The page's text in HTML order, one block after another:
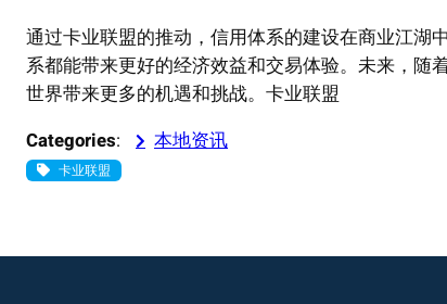
通过卡业联盟的推动，信用体系的建设在商业江湖
系都能带来更好的经济效益和交易体验。未来，随
世界带来更多的机遇和挑战。卡业联盟
Categories: 本地资讯
卡业联盟